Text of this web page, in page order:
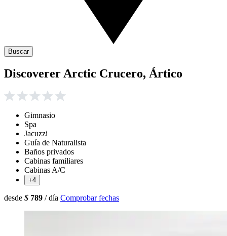
Buscar
Discoverer Arctic Crucero, Ártico
Gimnasio
Spa
Jacuzzi
Guía de Naturalista
Baños privados
Cabinas familiares
Cabinas A/C
+4
desde $ 789 / día Comprobar fechas